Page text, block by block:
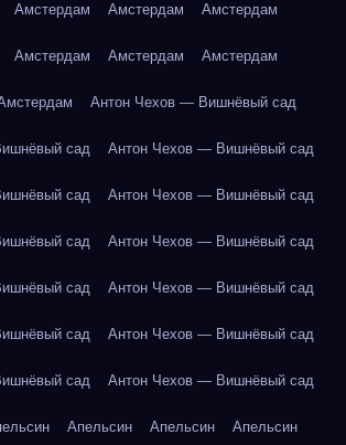
Амстердам Амстердам Амстердам
Амстердам Амстердам Амстердам
Антон Чехов — Вишнёвый сад
сад Антон Чехов — Вишнёвый сад
сад Антон Чехов — Вишнёвый сад
сад Антон Чехов — Вишнёвый сад
сад Антон Чехов — Вишнёвый сад
сад Антон Чехов — Вишнёвый сад
сад Антон Чехов — Вишнёвый сад
Апельсин Апельсин Апельсин